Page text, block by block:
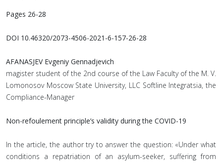
Pages 26-28
DOI 10.46320/2073-4506-2021-6-157-26-28
AFANASJEV Evgeniy Gennadjevich
magister student of the 2nd course of the Law Faculty of the M. V.
Lomonosov Moscow State University, LLC Softline Integratsia, the
Сompliance-Manager
Non-refoulement principle’s validity during the COVID-19
In the article, the author try to answer the question: «Under what
conditions a repatriation of an asylum-seeker, suffering from